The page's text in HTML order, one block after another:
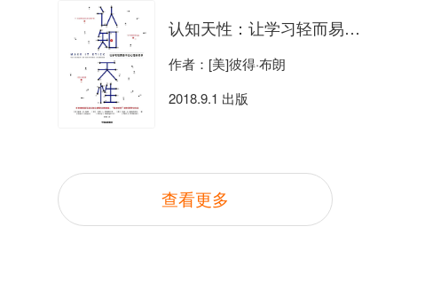
认知天性：让学习轻而易举的心理学规律
作者：[美]彼得·布朗
2018.9.1 出版
查看更多